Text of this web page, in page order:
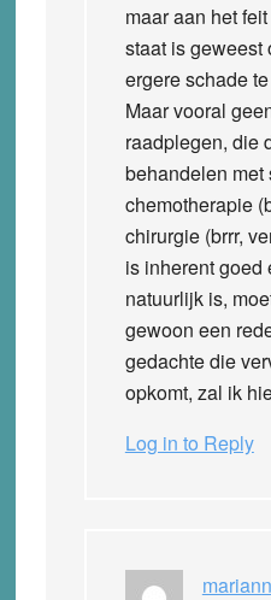
maar aan het
staat is geweest
ergere schade
Maar vooral
raadplegen, die
behandelen met
chemotherapie
chirurgie (brrr,
is inherent goed
natuurlijk is,
gewoon een
gedachte die
opkomt, zal ik
Log in to Reply